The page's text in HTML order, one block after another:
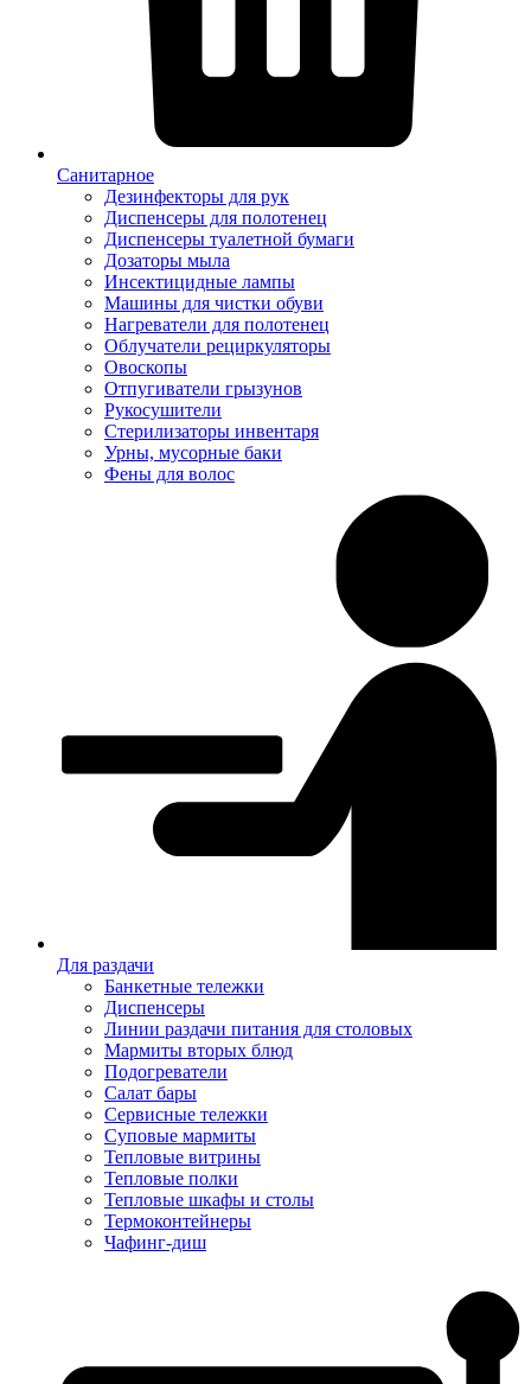
Санитарное
Дезинфекторы для рук
Диспенсеры для полотенец
Диспенсеры туалетной бумаги
Дозаторы мыла
Инсектицидные лампы
Машины для чистки обуви
Нагреватели для полотенец
Облучатели рециркуляторы
Овоскопы
Отпугиватели грызунов
Рукосушители
Стерилизаторы инвентаря
Урны, мусорные баки
Фены для волос
Для раздачи
Банкетные тележки
Диспенсеры
Линии раздачи питания для столовых
Мармиты вторых блюд
Подогреватели
Салат бары
Сервисные тележки
Суповые мармиты
Тепловые витрины
Тепловые полки
Тепловые шкафы и столы
Термоконтейнеры
Чафинг-диш